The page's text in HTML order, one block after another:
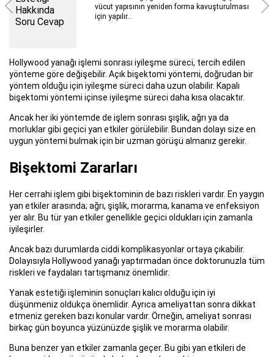
Meme Estetiği Sonrası Yapılması Gerekenler ve
öneriler sayesinde...
Hollywood yanağı işlemi sonrası iyileşme süreci, tercih edilen
yönteme göre değişebilir. Açık bişektomi yöntemi, doğrudan bir
yöntem olduğu için iyileşme süreci daha uzun olabilir. Kapalı
bişektomi yöntemi içinse iyileşme süreci daha kısa olacaktır.
Ancak her iki yöntemde de işlem sonrası şişlik, ağrı ya da
morluklar gibi geçici yan etkiler görülebilir. Bundan dolayı size en
uygun yöntemi bulmak için bir uzman görüşü almanız gerekir.
Bişektomi Zararları
Her cerrahi işlem gibi bişektominin de bazı riskleri vardır. En yaygın
yan etkiler arasında; ağrı, şişlik, morarma, kanama ve enfeksiyon
yer alır. Bu tür yan etkiler genellikle geçici oldukları için zamanla
iyileşirler.
Ancak bazı durumlarda ciddi komplikasyonlar ortaya çıkabilir.
Dolayısıyla Hollywood yanağı yaptırmadan önce doktorunuzla tüm
riskleri ve faydaları tartışmanız önemlidir.
Yanak estetiği işleminin sonuçları kalıcı olduğu için iyi
düşünmeniz oldukça önemlidir. Ayrıca ameliyattan sonra dikkat
etmeniz gereken bazı konular vardır. Örneğin, ameliyat sonrası
birkaç gün boyunca yüzünüzde şişlik ve morarma olabilir.
Buna benzer yan etkiler zamanla geçer. Bu gibi yan etkileri de